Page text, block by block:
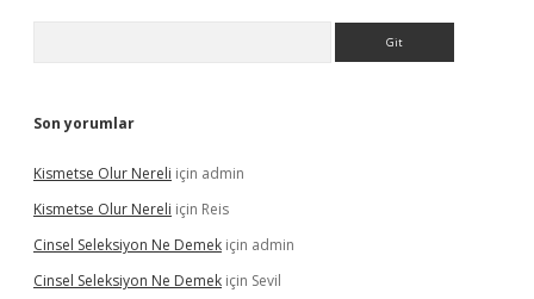
Son yorumlar
Kismetse Olur Nereli için admin
Kismetse Olur Nereli için Reis
Cinsel Seleksiyon Ne Demek için admin
Cinsel Seleksiyon Ne Demek için Sevil